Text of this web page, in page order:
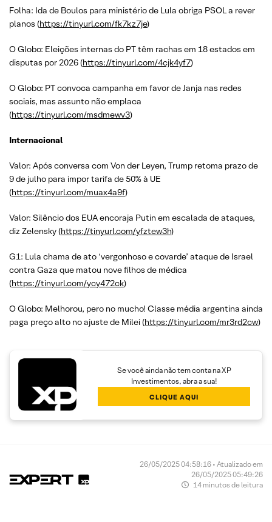
Folha: Ida de Boulos para ministério de Lula obriga PSOL a rever
planos (https://tinyurl.com/fk7kz7je)
O Globo: Eleições internas do PT têm rachas em 18 estados em
disputas por 2026 (https://tinyurl.com/4cjk4yf7)
O Globo: PT convoca campanha em favor de Janja nas redes
sociais, mas assunto não emplaca
(https://tinyurl.com/msdmewv3)
Internacional
Valor: Após conversa com Von der Leyen, Trump retoma prazo de
9 de julho para impor tarifa de 50% à UE
(https://tinyurl.com/muax4a9f)
Valor: Silêncio dos EUA encoraja Putin em escalada de ataques,
diz Zelensky (https://tinyurl.com/yfztew3h)
G1: Lula chama de ato ‘vergonhoso e covarde’ ataque de Israel
contra Gaza que matou nove filhos de médica
(https://tinyurl.com/ycy472ck)
O Globo: Melhorou, pero no mucho! Classe média argentina ainda
paga preço alto no ajuste de Milei (https://tinyurl.com/mr3rd2cw)
Se você ainda não tem conta na XP
Investimentos, abra a sua!
CLIQUE AQUI
26/05/2025 04:58:16 • Atualizado em
26/05/2025 05:49:26
14 minutos de leitura